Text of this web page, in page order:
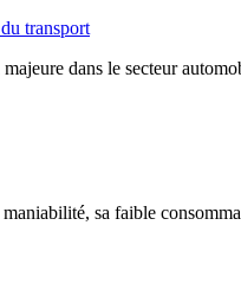
transport
dans le secteur
sa faible